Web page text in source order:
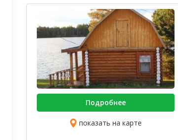
Подробнее
показать на карте